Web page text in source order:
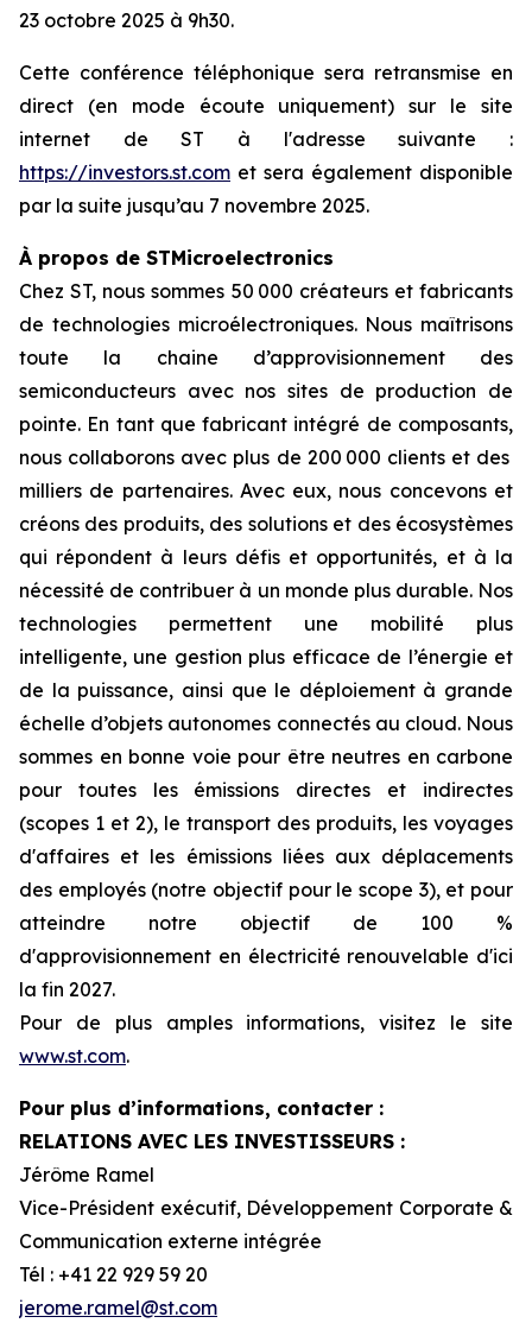
23 octobre 2025 à 9h30.
Cette conférence téléphonique sera retransmise en
direct (en mode écoute uniquement) sur le site
internet de ST à l'adresse suivante :
https://investors.st.com et sera également disponible
par la suite jusqu’au 7 novembre 2025.
À propos de STMicroelectronics
Chez ST, nous sommes 50 000 créateurs et fabricants
de technologies microélectroniques. Nous maîtrisons
toute la chaine d’approvisionnement des
semiconducteurs avec nos sites de production de
pointe. En tant que fabricant intégré de composants,
nous collaborons avec plus de 200 000 clients et des
milliers de partenaires. Avec eux, nous concevons et
créons des produits, des solutions et des écosystèmes
qui répondent à leurs défis et opportunités, et à la
nécessité de contribuer à un monde plus durable. Nos
technologies permettent une mobilité plus
intelligente, une gestion plus efficace de l’énergie et
de la puissance, ainsi que le déploiement à grande
échelle d’objets autonomes connectés au cloud. Nous
sommes en bonne voie pour être neutres en carbone
pour toutes les émissions directes et indirectes
(scopes 1 et 2), le transport des produits, les voyages
d'affaires et les émissions liées aux déplacements
des employés (notre objectif pour le scope 3), et pour
atteindre notre objectif de 100 %
d'approvisionnement en électricité renouvelable d'ici
la fin 2027.
Pour de plus amples informations, visitez le site
www.st.com.
Pour plus d’informations, contacter :
RELATIONS AVEC LES INVESTISSEURS :
Jérôme Ramel
Vice-Président exécutif, Développement Corporate &
Communication externe intégrée
Tél : +41 22 929 59 20
jerome.ramel@st.com